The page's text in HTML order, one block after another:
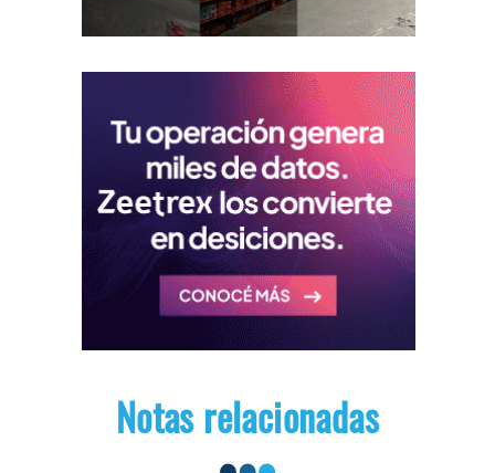
Notas relacionadas